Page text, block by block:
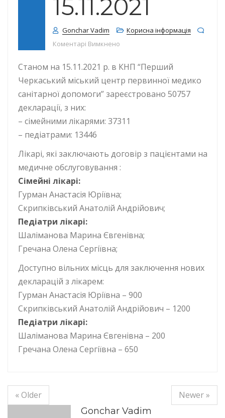
15.11.2021
Gonchar Vadim
Корисна інформація
Коментарі Вимкнено
Станом на 15.11.2021 р. в КНП “Перший
Черкаський міський центр первинної медико
санітарної допомоги” зареєстровано 50757
декларації, з них:
– сімейними лікарями: 37311
– педіатрами: 13446
Лікарі, які заключають договір з пацієнтами на
медичне обслуговування :
Сімейні лікарі:
Гурман Анастасія Юріївна;
Скрипківський Анатолій Андрійович;
Педіатри лікарі:
Шаліманова Марина Євгенівна;
Гречана Олена Сергіївна;
Доступно вільних місць для заключення нових
декларацій з лікарем:
Гурман Анастасія Юріївна – 900
Скрипківський Анатолій Андрійович – 1200
Педіатри лікарі:
Шаліманова Марина Євгенівна – 200
Гречана Олена Сергіївна – 650
« Older
Newer »
Gonchar Vadim